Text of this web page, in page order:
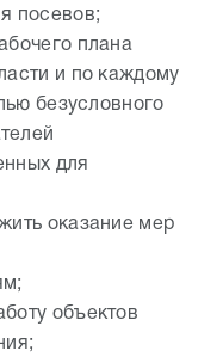
посевов;
плана
и по каждому
безусловного
для
оказание мер
объектов